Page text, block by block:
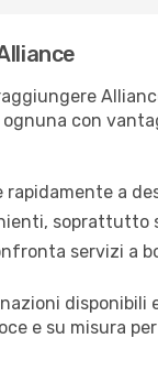
con
rapidamente a
servizi a
e su misura